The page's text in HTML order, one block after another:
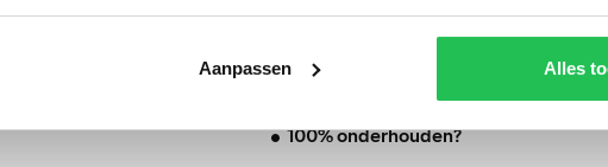
Aanpassen Alles
Cilinderinhoud
100% onderhouden?